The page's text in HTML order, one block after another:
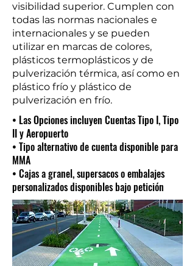
visibilidad superior. Cumplen con
todas las normas nacionales e
internacionales y se pueden
utilizar en marcas de colores,
plásticos termoplásticos y de
pulverización térmica, así como en
plástico frío y plástico de
pulverización en frío.
• Las Opciones incluyen Cuentas Tipo I, Tipo
II y Aeropuerto
• Tipo alternativo de cuenta disponible para
MMA
• Cajas a granel, supersacos o embalajes
personalizados disponibles bajo petición